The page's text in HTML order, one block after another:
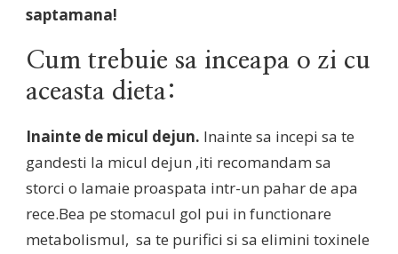
:
RECOMANDARI
saptamana!
Cum trebuie sa inceapa o zi cu
aceasta dieta:
Inainte de micul dejun. Inainte sa incepi sa te
gandesti la micul dejun ,iti recomandam sa
storci o lamaie proaspata intr-un pahar de apa
rece.Bea pe stomacul gol pui in functionare
metabolismul, sa te purifici si sa elimini toxinele